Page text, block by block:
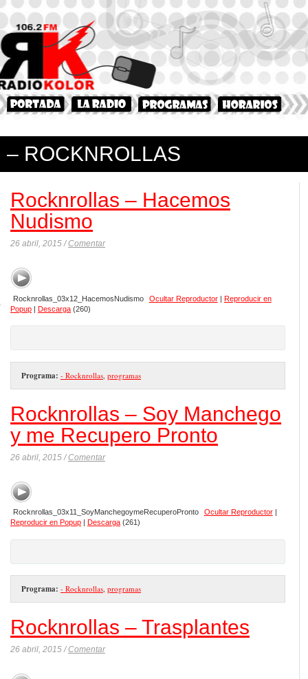
– ROCKNROLLAS
Rocknrollas – Hacemos
Nudismo
26 abril, 2015 /Comentar
Rocknrollas_03x12_HacemosNudismo Ocultar Reproductor| Reproducir en
Popup | Descarga (260)
Programa: - Rocknrollas programas
Rocknrollas – Soy Manchego
y me Recupero Pronto
26 abril, 2015 /Comentar
Rocknrollas_03x11_SoyManchegoymeRecuperoPronto Ocultar Reproductor|
Reproducir en Popup | Descarga (261)
Programa: - Rocknrollas, programas
Rocknrollas – Trasplantes
26 abril, 2015 /Comentar